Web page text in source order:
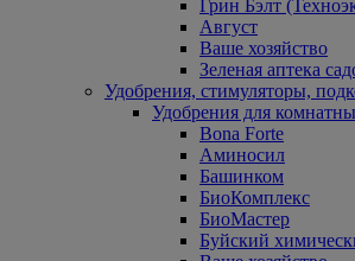
Грин Бэлт
Август
Ваше хозяйство
Зеленая аптека
Удобрения, стимуляторы,
Удобрения для
Bona Forte
Аминосил
Башинком
БиоКомплекс
БиоМастер
Буйский